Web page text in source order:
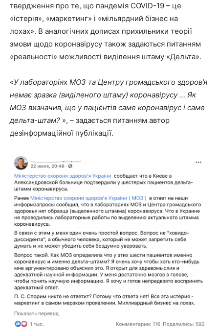
твердження про те, що пандемія COVID-19 – це
«істерія», «маркетинг» і «мільярдний бізнес на
лохах». В аналогічних дописах прихильники теорії
змови щодо коронавірусу також задаються питанням
«реальності» можливості виділення штаму «Дельта».
«У лабораторіях МОЗ та Центру громадського здоров’я
немає зразка (виділеного штаму) коронавірусу … Як
МОЗ визначив, що у пацієнтів саме коронавірус і саме
дельта-штам? », – задається питанням автор
дезінформаційної публікації.